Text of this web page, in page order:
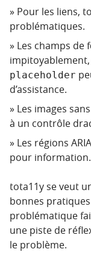
Pour les liens,
problématiques.
Les champs de
placeholder
d’assistance.
Les images
à un contrôle
Les régions
pour information.
tota11y se veut
bonnes
problématique
une piste de
le problème.